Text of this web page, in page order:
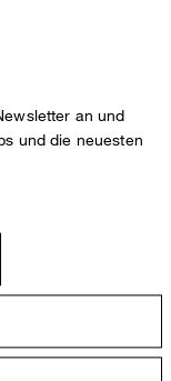
an und
und die neuesten